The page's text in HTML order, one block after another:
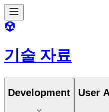
기술 자료
Development User